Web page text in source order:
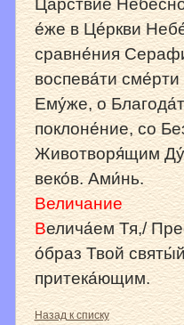
Ца́рствие
е́же в Це́ркви
сравне́ния
воспева́ти
Ему́же, о
поклоне́ние, со
Животворя́щим
веко́в. Ами́нь.
Величание
Велича́ем Тя,/
о́браз Твой
притека́ющим.
Назад к списку